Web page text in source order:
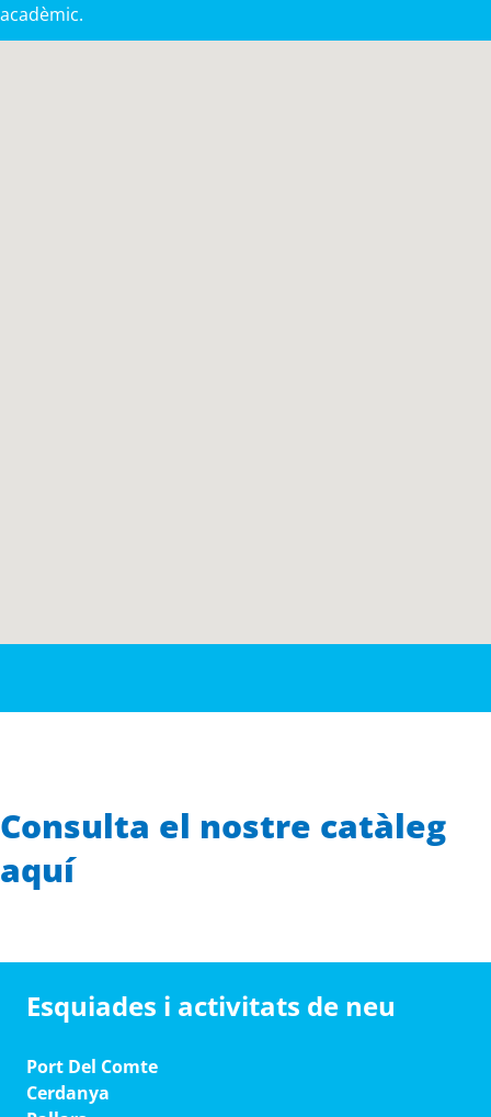
acadèmic.
Consulta el nostre catàleg
aquí
Esquiades i activitats de neu
Port Del Comte
Cerdanya